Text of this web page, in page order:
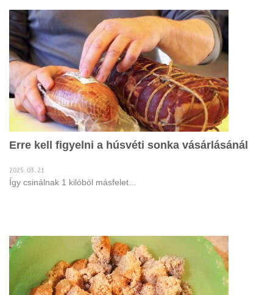
Erre kell figyelni a húsvéti sonka vásárlásánál
2025. 03. 21
Így csinálnak 1 kilóból másfelet...